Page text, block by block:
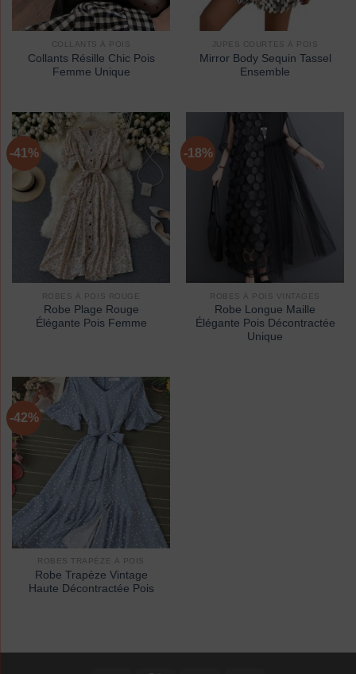
COLLANTS À POIS
Collants Résille Chic Pois
Femme Unique
JUPES COURTES À POIS
Mirror Body Sequin Tassel
Ensemble
-41%
ROBES À POIS ROUGE
Robe Plage Rouge
Élégante Pois Femme
-18%
ROBES À POIS VINTAGES
Robe Longue Maille
Élégante Pois Décontractée
Unique
-42%
ROBES TRAPÈZE À POIS
Robe Trapèze Vintage
Haute Décontractée Pois